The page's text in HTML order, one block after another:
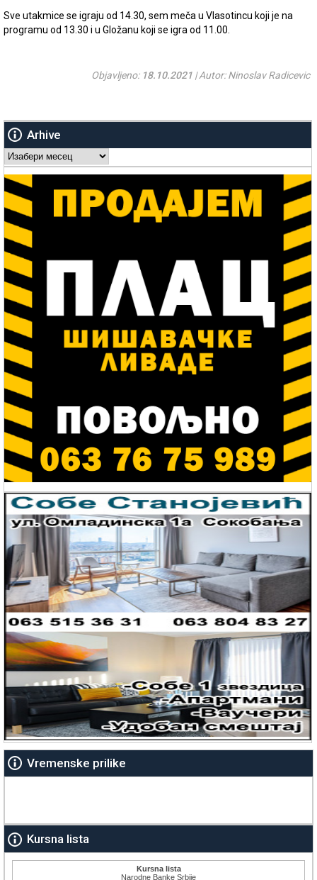
Sve utakmice se igraju od 14.30, sem meča u Vlasotincu koji je na
programu od 13.30 i u Gložanu koji se igra od 11.00.
Objavljeno: 18.10.2021 | Autor: Ninoslav Radicevic
Arhive
Arhive
Vremenske prilike
Kursna lista